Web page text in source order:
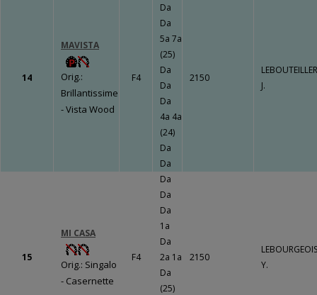
14
MAVISTA
Orig.:
Brillantissime
- Vista Wood
F4
Da
Da
5a 7a
(25)
Da
Da
Da
4a 4a
(24)
Da
Da
2150
LEBOUTEILLER
J.
15
MI CASA
Orig.: Singalo
- Casernette
F4
Da
Da
Da
1a
Da
2a 1a
Da
(25)
2150
LEBOURGEOIS
Y.